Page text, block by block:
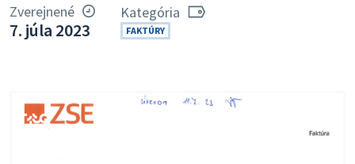
Zverejnené
7. júla 2023
Kategória
FAKTÚRY